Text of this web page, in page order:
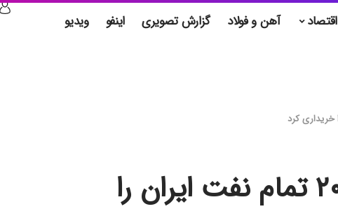
اقتصاد آهن و فولاد گزارش تصویری اینفو ویدیو
چین در سه ماه اول ۲۰۲۴ تمام نفت ایران را